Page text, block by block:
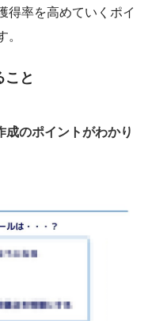
得率を高めていくポイ
。
こと
成のポイントがわかり